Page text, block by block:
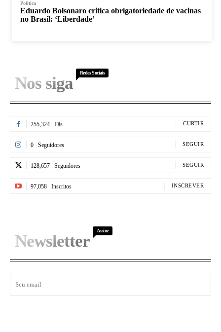
Política
Eduardo Bolsonaro critica obrigatoriedade de vacinas
no Brasil: ‘Liberdade’
Nos siga
Redes Sociais
255,324 Fãs CURTIR
0 Seguidores SEGUIR
128,657 Seguidores SEGUIR
97,058 Inscritos INSCREVER
Newsletter
Assine